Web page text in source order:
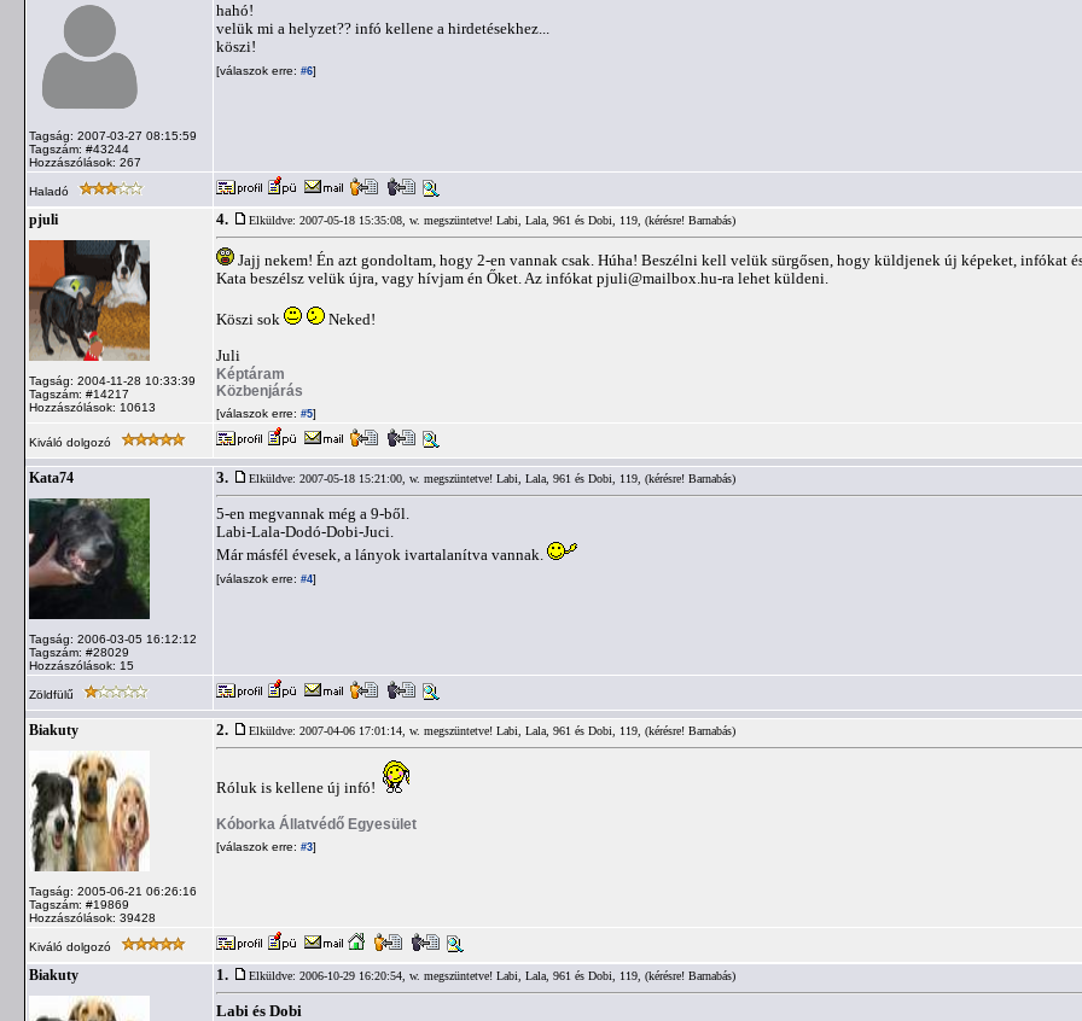
Tagság: 2007-03-27 08:15:59
Tagszám: #43244
Hozzászólások: 267
hahó!
velük mi a helyzet?? infó kellene a hirdetésekhez...
köszi!
[válaszok erre: #6]
Haladó
pjuli
Tagság: 2004-11-28 10:33:39
Tagszám: #14217
Hozzászólások: 10613
4. Elküldve: 2007-05-18 15:35:08, w. megszüntetve! Labi, Lala, 961 és Dobi, 119, (kérésre! Barnabás)
Jajj nekem! Én azt gondoltam, hogy 2-en vannak csak. Húha! Beszélni kell velük sürgősen, hogy küldjenek új képeket, infókat
Kata beszélsz velük újra, vagy hívjam én Őket. Az infókat pjuli@mailbox.hu-ra lehet küldeni.
Köszi sok Neked!
Juli
Képtáram
Közbenjárás
[válaszok erre: #5]
Kiváló dolgozó
Kata74
Tagság: 2006-03-05 16:12:12
Tagszám: #28029
Hozzászólások: 15
3. Elküldve: 2007-05-18 15:21:00, w. megszüntetve! Labi, Lala, 961 és Dobi, 119, (kérésre! Barnabás)
5-en megvannak még a 9-ből.
Labi-Lala-Dodó-Dobi-Juci.
Már másfél évesek, a lányok ivartalanítva vannak.
[válaszok erre: #4]
Zöldfülű
Biakuty
Tagság: 2005-06-21 06:26:16
Tagszám: #19869
Hozzászólások: 39428
2. Elküldve: 2007-04-06 17:01:14, w. megszüntetve! Labi, Lala, 961 és Dobi, 119, (kérésre! Barnabás)
Róluk is kellene új infó!
Kóborka Állatvédő Egyesület
[válaszok erre: #3]
Kiváló dolgozó
Biakuty 1. Elküldve: 2006-10-29 16:20:54, w. megszüntetve! Labi, Lala, 961 és Dobi, 119, (kérésre! Barnabás)
Labi és Dobi